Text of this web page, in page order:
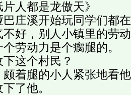
人都是龙傲天》
庄溪开始玩同学们都
好，别人小镇里的劳
劳动力是个瘸腿的。
这个村民？
着腿的小人紧张地看
了他。